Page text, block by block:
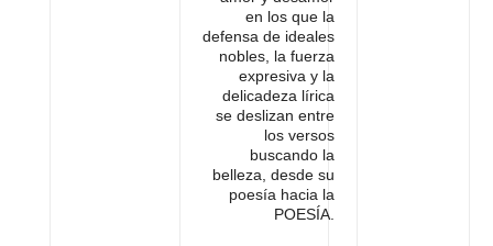
en los que la
defensa de ideales
nobles, la fuerza
expresiva y la
delicadeza lírica
se deslizan entre
los versos
buscando la
belleza, desde su
poesía hacia la
POESÍA.